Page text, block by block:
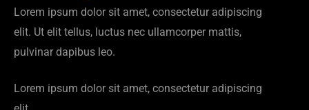
Lorem ipsum dolor sit amet, consectetur adipiscing
elit. Ut elit tellus, luctus nec ullamcorper mattis,
pulvinar dapibus leo.
Lorem ipsum dolor sit amet, consectetur adipiscing